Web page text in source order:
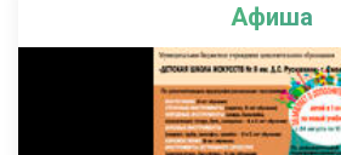
Афиша